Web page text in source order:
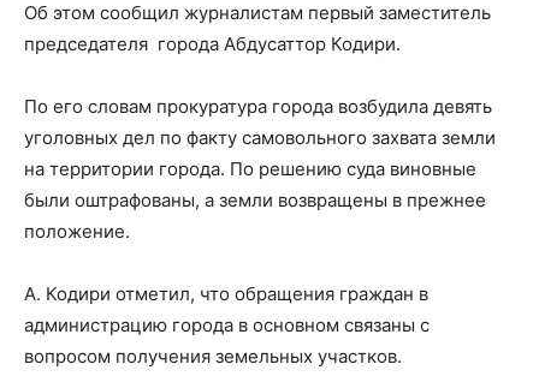
Об этом сообщил журналистам первый заместитель
председателя города Абдусаттор Кодири.
По его словам прокуратура города возбудила девять
уголовных дел по факту самовольного захвата земли
на территории города. По решению суда виновные
были оштрафованы, а земли возвращены в прежнее
положение.
А. Кодири отметил, что обращения граждан в
администрацию города в основном связаны с
вопросом получения земельных участков.